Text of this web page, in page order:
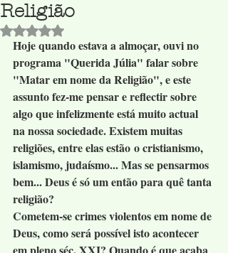
Religião
Avaliado com NaN de 5 estrelas.
Hoje quando estava a almoçar, ouvi no
programa "Querida Júlia" falar sobre
"Matar em nome da Religião", e este
assunto fez-me pensar e reflectir sobre
algo que infelizmente está muito actual
na nossa sociedade. Existem muitas
religiões, entre elas estão o cristianismo,
islamismo, judaísmo... Mas se pensarmos
bem... Deus é só um então para quê tanta
religião?
Cometem-se crimes violentos em nome de
Deus, como será possível isto acontecer